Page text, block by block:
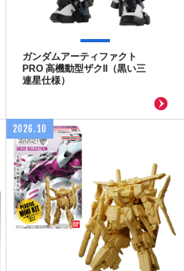
ガンダムアーティファクト
PRO 高機動型ザクII（黒い三
連星仕様）
2026.10